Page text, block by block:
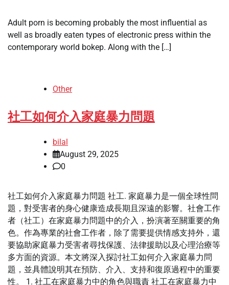
Adult porn is becoming probably the most influential as
well as broadly eaten types of electronic press within the
contemporary world bokep. Along with the […]
Other
社工如何介入家庭暴力問題
bilal
August 29, 2025
0
社工如何介入家庭暴力問題 社工. 家庭暴力是一個全球性問
題，對受害者的身心健康造成長期且深遠的影響。社會工作
者（社工）在家庭暴力問題中的介入，扮演著至關重要的角
色。作為專業的社會工作者，除了需要提供情感支持外，還
要協助家庭暴力受害者尋找保護、法律援助以及心理治療等
多方面的資源。本文將深入探討社工如何介入家庭暴力問
題，並具體說明其在預防、介入、支持和復原過程中的重要
性。 1. 社工在家庭暴力中的角色與職責 社工在家庭暴力中